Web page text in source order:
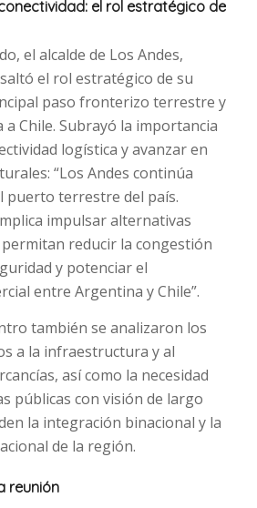
el rol estratégico de
el alcalde de Los Andes,
el rol estratégico de su
paso fronterizo terrestre y
Chile. Subrayó la importancia
logística y avanzar en
“Los Andes continúa
puerto terrestre del país.
impulsar alternativas
reducir la congestión
y potenciar el
entre Argentina y Chile”.
también se analizaron los
a la infraestructura y al
así como la necesidad
públicas con visión de largo
la integración binacional y la
de la región.
reunión